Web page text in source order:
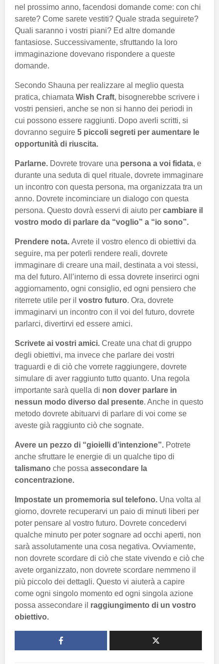
nel prossimo anno, facendosi domande come: con chi
sarete? Come sarete vestiti? Quale strada seguirete?
Quali saranno i vostri piani? Ed altre domande
fantasiose. Successivamente, sfruttando la loro
immaginazione dovevano rispondere a queste
domande.
Secondo Shauna per realizzare al meglio questa
pratica, chiamata Wish Craft, bisognerebbe scrivere i
vostri pensieri, anche se non si hanno dei periodi in
cui possono essere raggiunti. Dopo averli scritti, si
dovranno seguire 5 piccoli segreti per aumentare le
opportunità di riuscita.
Parlarne. Dovrete trovare una persona a voi fidata, e
durante una seduta di quel rituale, dovrete immaginare
un incontro con questa persona, ma organizzata tra un
anno. Dovrete incominciare un dialogo con questa
persona. Questo dovrà esservi di aiuto per cambiare il
vostro modo di parlare da “voglio” a “io sono”.
Prendere nota. Avrete il vostro elenco di obiettivi da
seguire, ma per poterli rendere reali, dovrete
immaginare di creare una mail, destinata a voi stessi,
ma del futuro. All’interno di essa dovrete inserirci ogni
aggiornamento, ogni consiglio, ed ogni pensiero che
riterrete utile per il vostro futuro. Ora, dovrete
immaginarvi un incontro con il voi del futuro, dovrete
parlarci, divertirvi ed essere amici.
Scrivete ai vostri amici. Create una chat di gruppo
degli obiettivi, ma invece che parlare dei vostri
traguardi e di ciò che vorrete raggiungere, dovrete
simulare di aver raggiunto tutto quanto. Una regola
importante sarà quella di non dover parlare in
nessun modo diverso dal presente. Anche in questo
metodo dovrete abituarvi di parlare di voi come se
aveste già raggiunto ciò che sognate.
Avere un pezzo di “gioielli d’intenzione”. Potrete
anche sfruttare le energie di un qualche tipo di
talismano che possa assecondare la
concentrazione.
Impostate un promemoria sul telefono. Una volta al
giorno, dovrete recuperarvi un paio di minuti liberi per
poter pensare al vostro futuro. Dovrete concedervi
qualche minuto per poter sognare ad occhi aperti, non
sarà assolutamente una cosa negativa. Ovviamente,
non dovrete scordare di ciò che state vivendo e ciò che
avete organizzato, non dovrete scordare nemmeno il
più piccolo dei dettagli. Questo vi aiuterà a capire
come ogni singolo momento ed ogni singola azione
possa assecondare il raggiungimento di un vostro
obiettivo.